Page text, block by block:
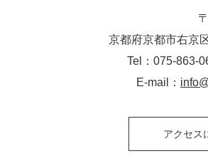
京都府京都市右京
Tel：075-863-
E-mail：
アクセス